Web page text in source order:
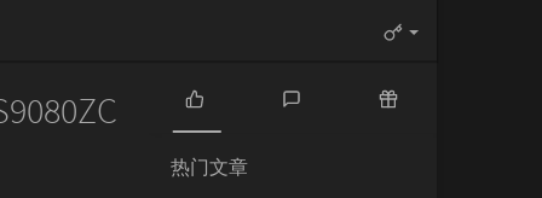
热
门
文
热门文章